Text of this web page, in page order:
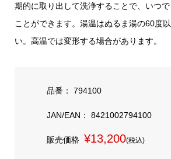
期的に取り出して洗浄することで、いつ
ことができます。湯温はぬるま湯の60度
い。高温では変形する場合があります。
品番： 794100
JAN/EAN： 8421002794100
販売価格 ¥13,200(税込)